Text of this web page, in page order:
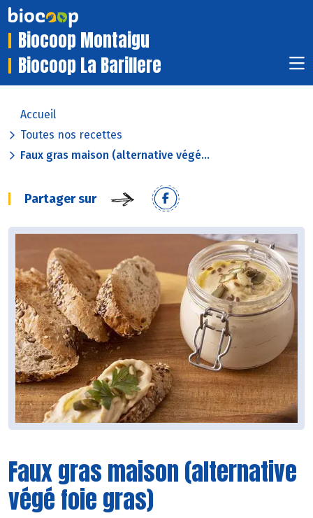
Biocoop Montaigu
Biocoop La Barillere
Accueil
Toutes nos recettes
Faux gras maison (alternative végé...
Partager sur
Faux gras maison (alternative
végé foie gras)